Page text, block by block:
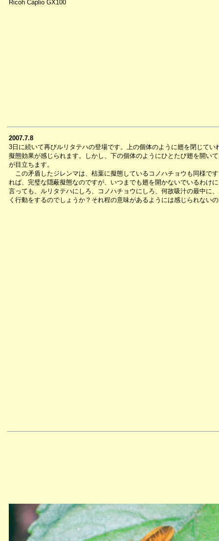
Ricoh Caplio GX100
2007.7.8
3日に続いて再びルリタテハの登場です。上の個体のように翅を閉じてい
擬態効果が感じられます。しかし、下の個体のようにひとたび翅を開い
が目立ちます。
この矛盾したジレンマは、枯葉に擬態しているコノハチョウも同様で
れば、完璧な隠蔽擬態なのですが、いつまでも翅を開かないでいるわけ
言っても、ルリタテハにしろ、コノハチョウにしろ、何故吸汁の最中に
く行動をするのでしょうか？それ程の意味があるようには感じられない